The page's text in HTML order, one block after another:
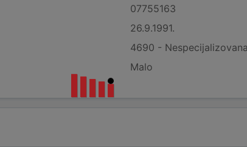
07755163
26.9.1991.
4690 -
Malo